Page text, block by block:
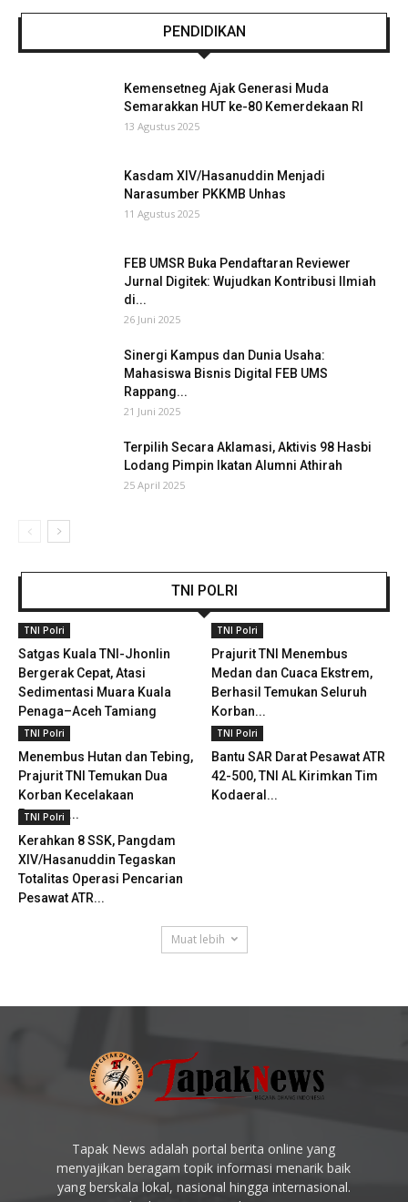
PENDIDIKAN
Kemensetneg Ajak Generasi Muda
Semarakkan HUT ke-80 Kemerdekaan RI
13 Agustus 2025
Kasdam XIV/Hasanuddin Menjadi
Narasumber PKKMB Unhas
11 Agustus 2025
FEB UMSR Buka Pendaftaran Reviewer
Jurnal Digitek: Wujudkan Kontribusi Ilmiah
di...
26 Juni 2025
Sinergi Kampus dan Dunia Usaha:
Mahasiswa Bisnis Digital FEB UMS
Rappang...
21 Juni 2025
Terpilih Secara Aklamasi, Aktivis 98 Hasbi
Lodang Pimpin Ikatan Alumni Athirah
25 April 2025
TNI POLRI
TNI Polri
Satgas Kuala TNI-Jhonlin
Bergerak Cepat, Atasi
Sedimentasi Muara Kuala
Penaga–Aceh Tamiang
TNI Polri
Prajurit TNI Menembus
Medan dan Cuaca Ekstrem,
Berhasil Temukan Seluruh
Korban...
TNI Polri
Menembus Hutan dan Tebing,
Prajurit TNI Temukan Dua
Korban Kecelakaan
Pesawat...
TNI Polri
Bantu SAR Darat Pesawat ATR
42-500, TNI AL Kirimkan Tim
Kodaeral...
TNI Polri
Kerahkan 8 SSK, Pangdam
XIV/Hasanuddin Tegaskan
Totalitas Operasi Pencarian
Pesawat ATR...
Muat lebih
Tapak News adalah portal berita online yang
menyajikan beragam topik informasi menarik baik
yang berskala lokal, nasional hingga internasional.